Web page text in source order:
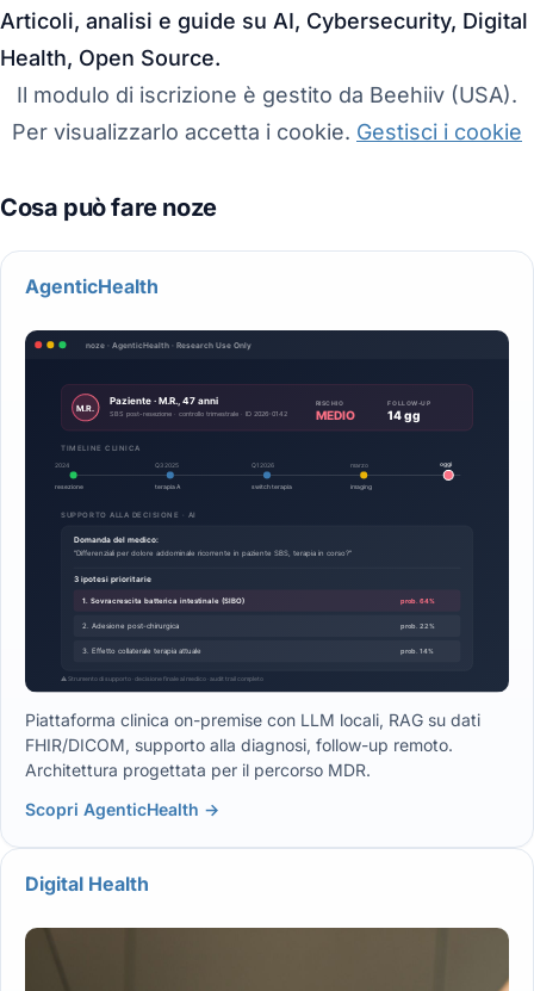
AgenticHealth
Piattaforma clinica on-premise con LLM locali, RAG su dati
FHIR/DICOM, supporto alla diagnosi, follow-up remoto.
Architettura progettata per il percorso MDR.
Scopri AgenticHealth →
Digital Health
Articoli, analisi e guide su AI, Cybersecurity, Digital
Health, Open Source.
Il modulo di iscrizione è gestito da Beehiiv (USA).
Per visualizzarlo accetta i cookie. Gestisci i cookie